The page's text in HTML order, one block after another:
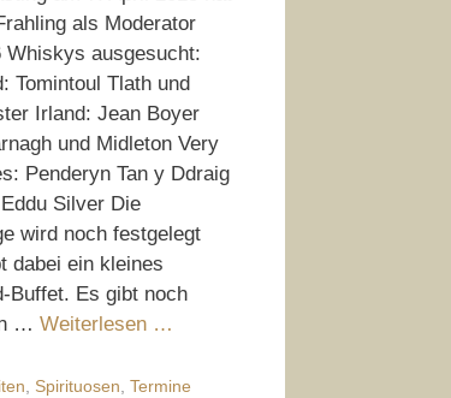
als Moderator
Whiskys ausgesucht:
Tomintoul Tlath und
Irland: Jean Boyer
und Midleton Very
Penderyn Tan y Ddraig
Silver Die
wird noch festgelegt
dabei ein kleines
Buffet. Es gibt noch
… Weiterlesen …
, Spirituosen, Termine